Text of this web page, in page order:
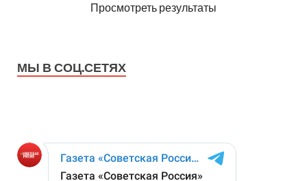
Просмотреть результаты
МЫ В СОЦ.СЕТЯХ